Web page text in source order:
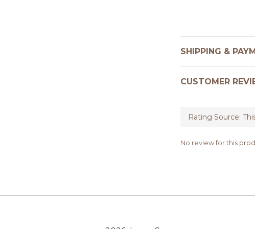
SHIPPING &
CUSTOMER
No review for this